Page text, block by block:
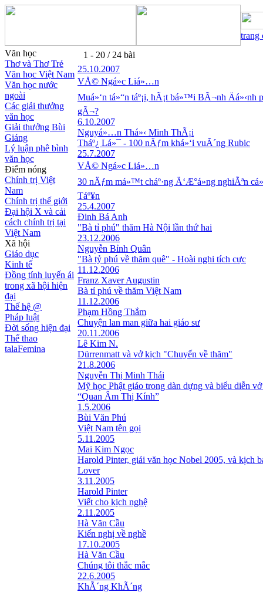
trang
Văn học
Thơ và Thơ Trẻ
Văn học Việt Nam
Văn học nước
ngoài
Các giải thưởng
văn học
Giải thưởng Bùi
Giáng
Lý luận phê bình
văn học
Điểm nóng
Chính trị Việt
Nam
Chính trị thế giới
Đại hội X và cải
cách chính trị tại
Việt Nam
Xã hội
Giáo dục
Kinh tế
Đồng tính luyến ái
trong xã hội hiện
đại
Thế hệ @
Pháp luật
Đời sống hiện đại
Thể thao
talaFemina
1 - 20 / 24 bài
25.10.2007
VÅ© Ngá»c Liá»…n
Muá»‘n tá»“n táº¡i, hÃ¡t bá»™i BÃ¬nh Äá»‹nh
gÃ¬?
6.10.2007
Nguyá»…n Thá»‹ Minh ThÃ¡i
Tháº¿ Lá»¯ - 100 nÄƒm khá»‘i vuÃ´ng Rubic
25.7.2007
VÅ© Ngá»c Liá»…n
30 nÄƒm má»™t cháº·ng Ä‘Æ°á»ng nghiÃªn
Táº¥n
25.4.2007
Đinh Bá Anh
"Bà tỉ phú" thăm Hà Nội lần thứ hai
23.12.2006
Nguyễn Bỉnh Quân
"Bà tỷ phú về thăm quê" - Hoài nghi tích cực
11.12.2006
Franz Xaver Augustin
Bà tỉ phú về thăm Việt Nam
11.12.2006
Phạm Hồng Thắm
Chuyện lan man giữa hai giáo sư
20.11.2006
Lê Kim N.
Dürrenmatt và vở kịch "Chuyến về thăm"
21.8.2006
Nguyễn Thị Minh Thái
Mỹ học Phật giáo trong dàn dựng và biểu diễn
“Quan Âm Thị Kính”
1.5.2006
Bùi Văn Phú
Việt Nam tên gọi
5.11.2005
Mai Kim Ngọc
Harold Pinter, giải văn học Nobel 2005, và kịch
Lover
3.11.2005
Harold Pinter
Viết cho kịch nghệ
2.11.2005
Hà Văn Cầu
Kiến nghị về nghề
17.10.2005
Hà Văn Cầu
Chúng tôi thắc mắc
22.6.2005
KhÃ´ng KhÃ´ng